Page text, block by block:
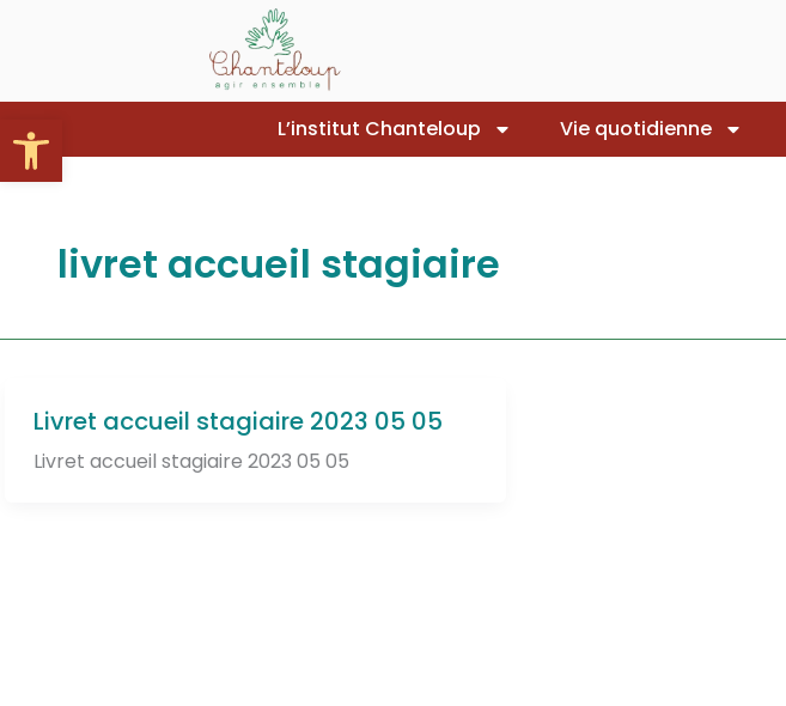
Ouvrir la barre d’outils L’institut Chanteloup Vie quotidienne
livret accueil stagiaire
Livret accueil stagiaire 2023 05 05
Livret accueil stagiaire 2023 05 05